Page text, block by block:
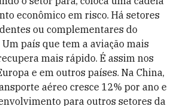
econômico em risco. Há setores
ou complementares do
país que tem a aviação mais
mais rápido. É assim nos
e em outros países. Na China,
aéreo cresce 12% por ano e
para outros setores da